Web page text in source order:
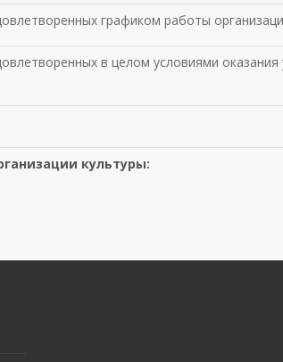
графиком работы
в целом условиями оказания
культуры: